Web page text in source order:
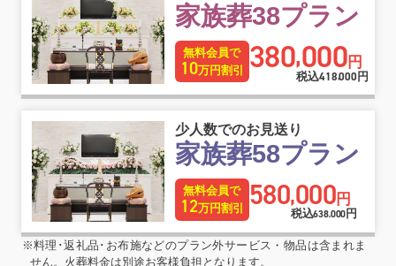
家族葬38プラン
無料会員で
10万円割引 380,000円
税込418,000 円
少人数でのお見送り
家族葬58プラン
無料会員で
12万円割引 580,000円
税込638,000円
※料理･返礼品･お布施などのプラン外サービス・物品は含まれま
せん。火葬料金は別途お客様負担となります。